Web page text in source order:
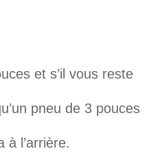
et s’il vous reste
pneu de 3 pouces
à l’arrière.